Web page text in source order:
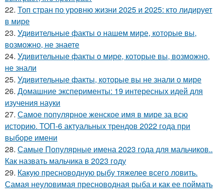
22. Топ стран по уровню жизни 2025 и 2025: кто лидирует
в мире
23. Удивительные факты о нашем мире, которые вы,
возможно, не знаете
24. Удивительные факты о мире, которые вы, возможно,
не знали
25. Удивительные факты, которые вы не знали о мире
26. Домашние эксперименты: 19 интересных идей для
изучения науки
27. Самое популярное женское имя в мире за всю
историю. ТОП-6 актуальных трендов 2022 года при
выборе имени
28. Самые Популярные имена 2023 года для мальчиков..
Как назвать мальчика в 2023 году
29. Какую пресноводную рыбу тяжелее всего ловить.
Самая неуловимая пресноводная рыба и как ее поймать